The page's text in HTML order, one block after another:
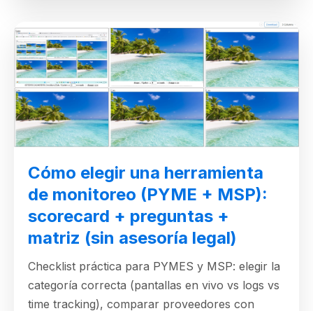
Cómo elegir una herramienta
de monitoreo (PYME + MSP):
scorecard + preguntas +
matriz (sin asesoría legal)
Checklist práctica para PYMES y MSP: elegir la
categoría correcta (pantallas en vivo vs logs vs
time tracking), comparar proveedores con